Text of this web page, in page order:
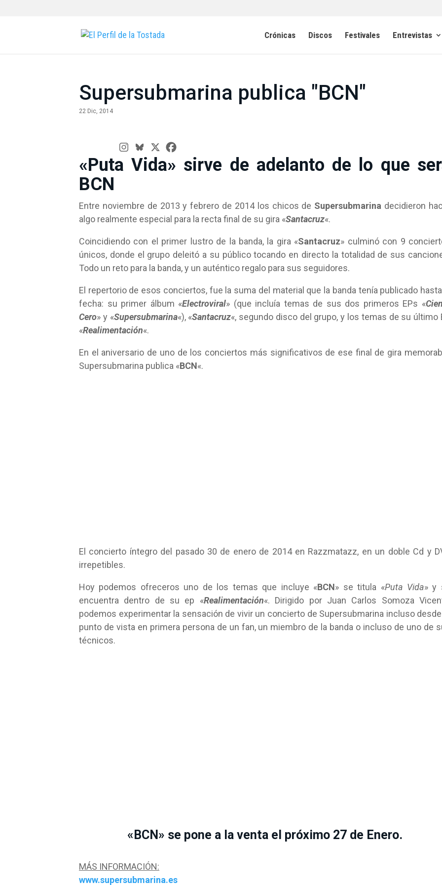
Crónicas Discos Festivales Entrevistas
Supersubmarina publica "BCN"
22 Dic, 2014
«Puta Vida» sirve de adelanto de lo que
BCN
Entre noviembre de 2013 y febrero de 2014 los chicos de Supersubmarina decidieron
algo realmente especial para la recta final de su gira «Santacruz«.
Coincidiendo con el primer lustro de la banda, la gira «Santacruz» culminó con 9
únicos, donde el grupo deleitó a su público tocando en directo la totalidad de sus
Todo un reto para la banda, y un auténtico regalo para sus seguidores.
El repertorio de esos conciertos, fue la suma del material que la banda tenía publicado
fecha: su primer álbum «Electroviral» (que incluía temas de sus dos primeros EPs «
Cero» y «Supersubmarina«), «Santacruz«, segundo disco del grupo, y los temas de su último
«Realimentación«.
En el aniversario de uno de los conciertos más significativos de ese final de gira
Supersubmarina publica «BCN«.
El concierto íntegro del pasado 30 de enero de 2014 en Razzmatazz, en un doble Cd y
irrepetibles.
Hoy podemos ofreceros uno de los temas que incluye «BCN» se titula «Puta Vida» y
encuentra dentro de su ep «Realimentación«. Dirigido por Juan Carlos Somoza
podemos experimentar la sensación de vivir un concierto de Supersubmarina incluso desde
punto de vista en primera persona de un fan, un miembro de la banda o incluso de uno de
técnicos.
«BCN» se pone a la venta el próximo 27 de Enero.
MÁS INFORMACIÓN:
www.supersubmarina.es